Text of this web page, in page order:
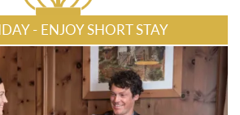
- ENJOY SHORT STAY